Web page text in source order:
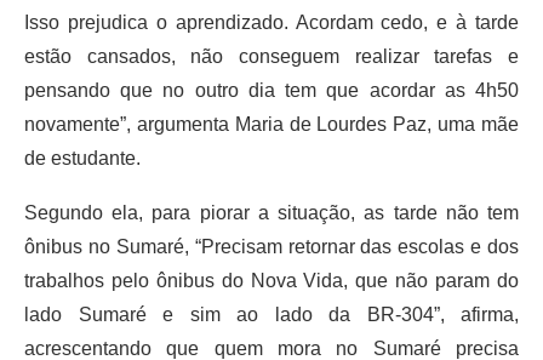
Isso prejudica o aprendizado. Acordam cedo, e à tarde
estão cansados, não conseguem realizar tarefas e
pensando que no outro dia tem que acordar as 4h50
novamente”, argumenta Maria de Lourdes Paz, uma mãe
de estudante.
Segundo ela, para piorar a situação, as tarde não tem
ônibus no Sumaré, “Precisam retornar das escolas e dos
trabalhos pelo ônibus do Nova Vida, que não param do
lado Sumaré e sim ao lado da BR-304”, afirma,
acrescentando que quem mora no Sumaré precisa